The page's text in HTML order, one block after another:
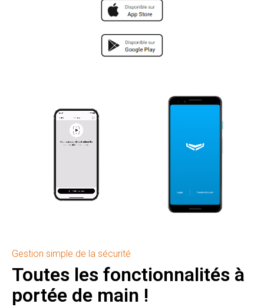
Gestion simple de la sécurité
Toutes les fonctionnalités à
portée de main !